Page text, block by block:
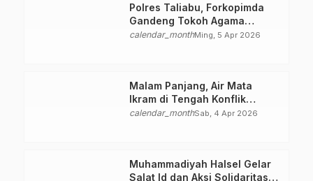
Polres Taliabu, Forkopimda
Gandeng Tokoh Agama
Deklarasikan Damai
calendar_monthMing, 5 Apr 2026
Malam Panjang, Air Mata
Ikram di Tengah Konflik
Halteng
calendar_monthSab, 4 Apr 2026
Muhammadiyah Halsel Gelar
Salat Id dan Aksi Solidaritas